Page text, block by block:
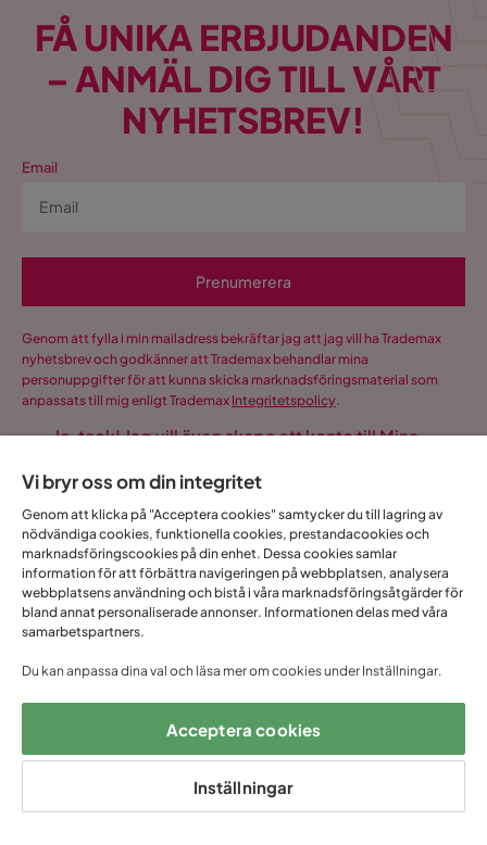
FÅ UNIKA ERBJUDANDEN
– ANMÄL DIG TILL VÅRT
NYHETSBREV!
Email
Prenumerera
Genom att fylla i min mailadress bekräftar jag att jag vill ha Trademax
nyhetsbrev och godkänner att Trademax behandlar mina
personuppgifter för att kunna skicka marknadsföringsmaterial som
anpassats till mig enligt Trademax Integritetspolicy.
Ja, tack! Jag vill även skapa ett konto till Mina
•Dina köp samlade på ett ställe
•Personliga erbjudanden online & i butik
•Kostnadsfritt och helt digitalt
Prisgaranti
Vi bryr oss om din integritet
Genom att klicka på "Acceptera cookies" samtycker du till lagring av
nödvändiga cookies, funktionella cookies, prestandacookies och
marknadsföringscookies på din enhet. Dessa cookies samlar
information för att förbättra navigeringen på webbplatsen, analysera
webbplatsens användning och bistå i våra marknadsföringsåtgärder för
bland annat personaliserade annonser. Informationen delas med våra
samarbetspartners.
Du kan anpassa dina val och läsa mer om cookies under Inställningar.
Acceptera cookies
Inställningar